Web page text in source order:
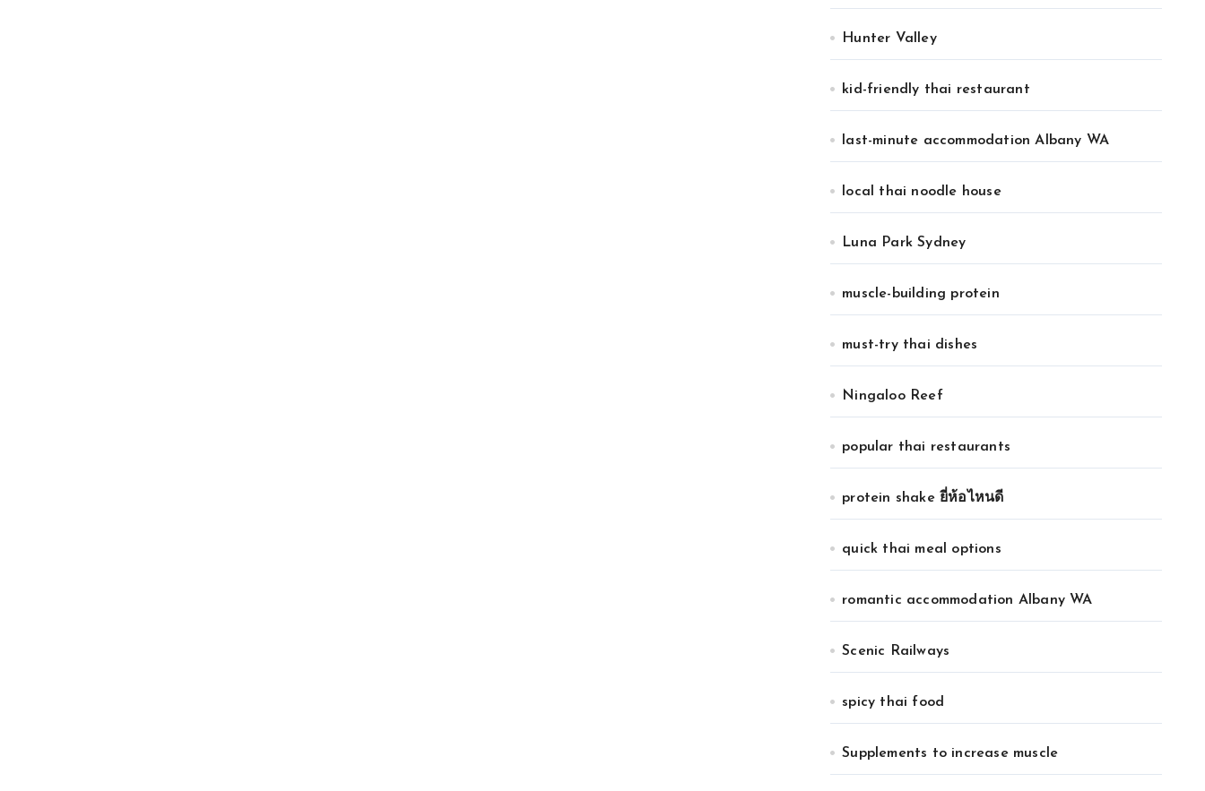
Hunter Valley
kid-friendly thai restaurant
last-minute accommodation Albany WA
local thai noodle house
Luna Park Sydney
muscle-building protein
must-try thai dishes
Ningaloo Reef
popular thai restaurants
protein shake ยี่ห้อไหนดี
quick thai meal options
romantic accommodation Albany WA
Scenic Railways
spicy thai food
Supplements to increase muscle